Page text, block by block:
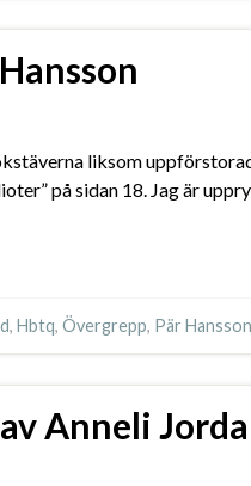
liksom
på sidan 18. Jag är
, Hbtq, Övergrepp, Pär Hansson
Anneli